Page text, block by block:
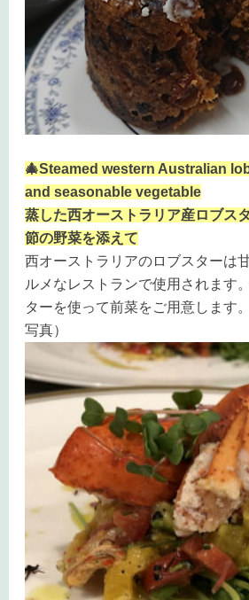
🎄Steamed western Australian
and seasonable vegetable
蒸した西オーストラリア産ロブ
節の野菜を添えて
西オーストラリアのロブスターは
ルメなレストランで使用されます
ターを使って前菜をご用意します
写真）